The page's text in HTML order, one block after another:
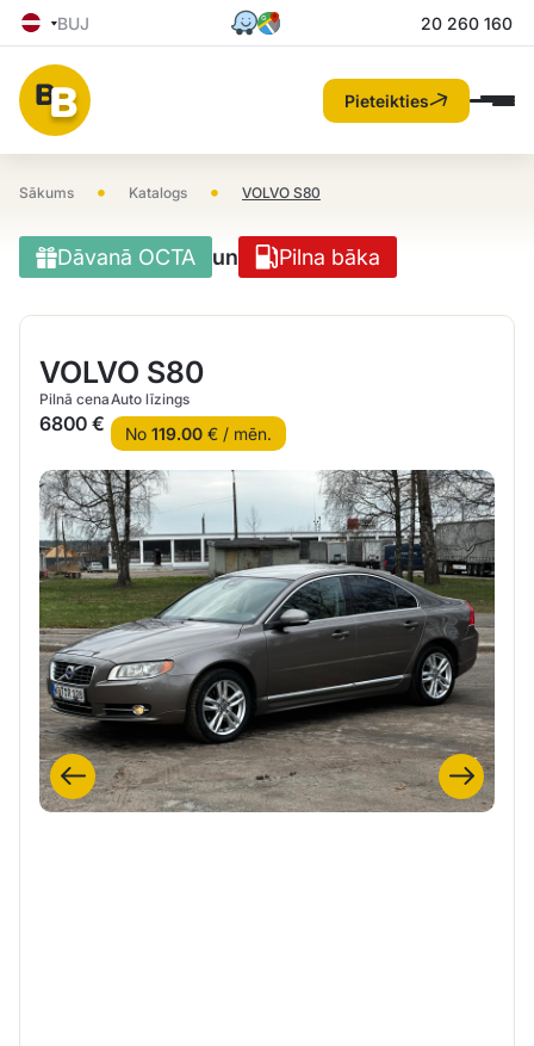
BUJ 20 260 160
Pieteikties
Sākums • Katalogs • VOLVO S80
Dāvanā OCTA un Pilna bāka
VOLVO S80
Pilnā cena
6800 €
Auto līzings
No 119.00€ / mēn.